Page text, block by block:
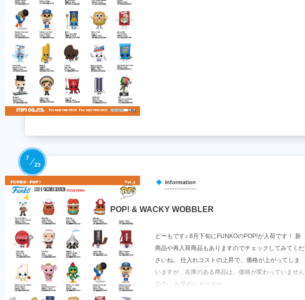
Information
POP! & WACKY WOBBLER
どーもです♪ 8月下旬にFUNKOのPOP!が入荷です！ 新
商品や再入荷商品もありますのでチェックしてみてくだ
さいね。 仕入れコストの上昇で、価格が上がってしま
いますが... 在庫のある商品は、価格が変わっていません
ので、 お早めにオーダー...
7
23